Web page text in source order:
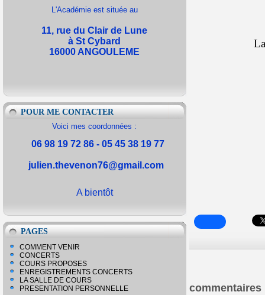
L'Académie est située au
11, rue du Clair de Lune
à St Cybard
16000 ANGOULEME
POUR ME CONTACTER
Voici mes coordonnées :
06 98 19 72 86 - 05 45 38 19 77
julien.thevenon76@gmail.com
A bientôt
PAGES
COMMENT VENIR
CONCERTS
COURS PROPOSES
ENREGISTREMENTS CONCERTS
LA SALLE DE COURS
PRESENTATION PERSONNELLE
commentaires